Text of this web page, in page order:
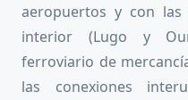
aeropuertos y con
interior (Lugo y
ferroviario de
las conexiones